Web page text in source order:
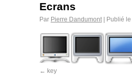
Ecrans
Par Pierre Dandumont Publié le
key